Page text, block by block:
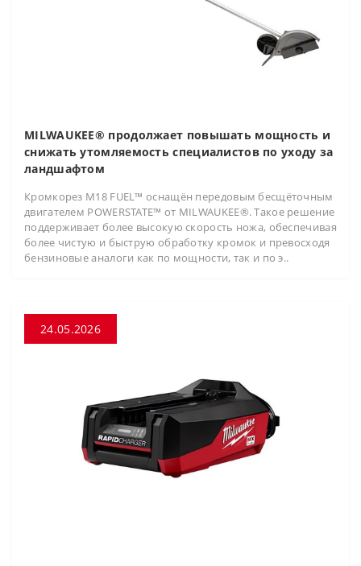
MILWAUKEE® продолжает повышать мощность и
снижать утомляемость специалистов по уходу за
ландшафтом
Кромкорез M18 FUEL™ оснащён передовым бесщёточным
двигателем POWERSTATE™ от MILWAUKEE®. Такое решение
поддерживает более высокую скорость ножа, обеспечивая
более чистую и быструю обработку кромок и превосходя
бензиновые аналоги как по мощности, так и по э..
24.05.2026